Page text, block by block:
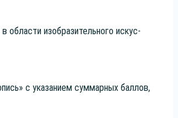
обла­сти изоб­ра­зи­тель­но­го искус­
с ука­за­ни­ем сум­мар­ных бал­лов,